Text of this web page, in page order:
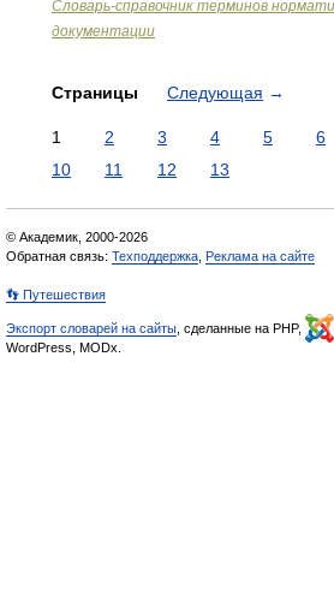
Словарь-справочник терминов
документации
Страницы Следующая →
1 2 3 4 5 6
10
11 12 13
© Академик, 2000-2026
Обратная связь: Техподдержка Реклама на сайте
👣 Путешествия
Экспорт словарей на сайты , сделанные на PHP,
WordPress, MODx.